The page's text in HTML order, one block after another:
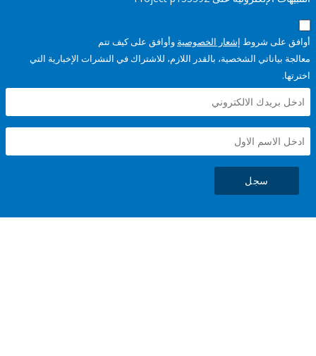
شروطإشعار الخصوصيةوأوافق على كيف تتم
الشخصية، بالقدر اللازم، للاشتراك في النشرات الإخبارية التي